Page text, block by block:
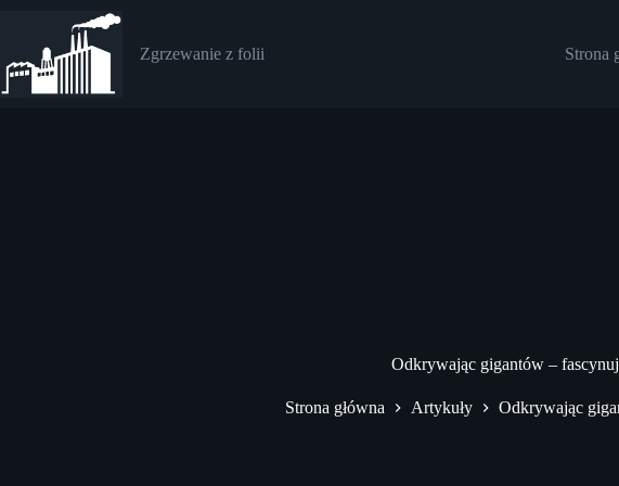
Zgrzewanie z folii Strona
Odkrywając gigantów –
Strona główna Artykuły Odkrywając